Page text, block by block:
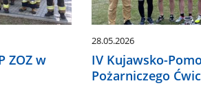
ZOZ w
28.05.2026
IV Kujawsko-
Pożarniczego